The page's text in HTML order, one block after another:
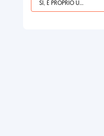
SÌ, È PROPRIO UNA VDM!